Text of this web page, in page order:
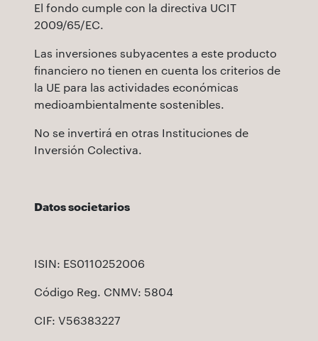
El fondo cumple con la directiva UCIT
2009/65/EC.
Las inversiones subyacentes a este producto
financiero no tienen en cuenta los criterios de
la UE para las actividades económicas
medioambientalmente sostenibles.
No se invertirá en otras Instituciones de
Inversión Colectiva.
Datos societarios
ISIN: ES0110252006
Código Reg. CNMV: 5804
CIF: V56383227